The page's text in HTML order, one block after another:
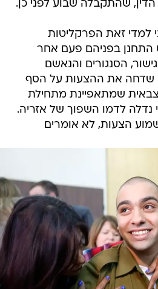
שהתקבלה שבוע לפני כן.
למדי זאת הפרקליטות
בפניהם פעם אחר
הסנגורים והנאשם
שדחה את ההצעות על הסף
שמתאפיינת מתחילת
נדלה לדמו השפוך של אזריה.
הצעות, לא אומרים